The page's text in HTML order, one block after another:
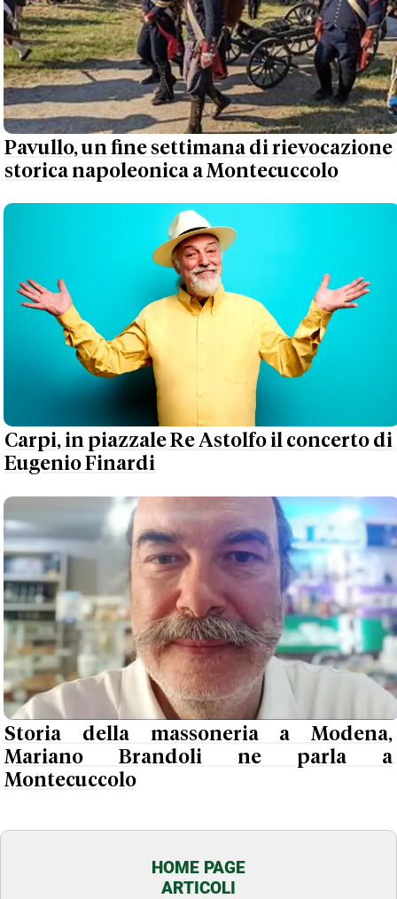
Pavullo, un fine settimana di rievocazione
storica napoleonica a Montecuccolo
Carpi, in piazzale Re Astolfo il concerto di
Eugenio Finardi
Storia della massoneria a Modena,
Mariano Brandoli ne parla a
Montecuccolo
HOME PAGE
ARTICOLI